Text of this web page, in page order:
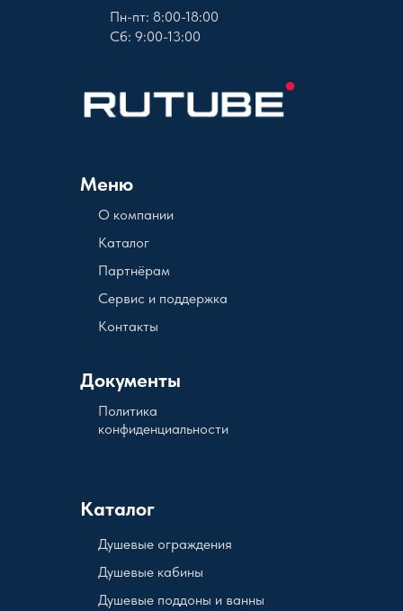
Меню
О компании
Документы
Пн-пт: 8:00-18:00
Сб: 9:00-13:00
Каталог
Политика
конфиденциальности
Партнёрам
Сервис и поддержка
Контакты
Каталог
Душевые кабины
Душевые поддоны и ванны
Душевые ограждения